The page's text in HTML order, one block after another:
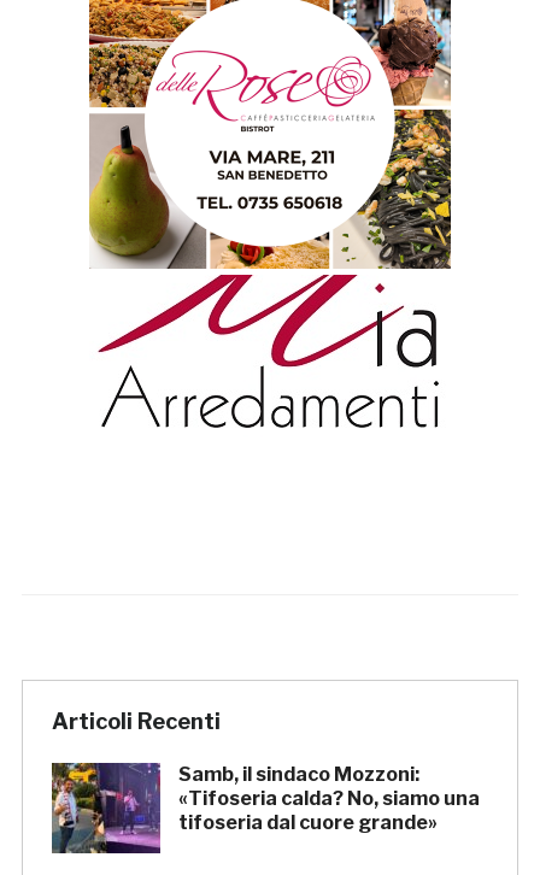
Articoli Recenti
Samb, il sindaco Mozzoni:
«Tifoseria calda? No, siamo una
tifoseria dal cuore grande»